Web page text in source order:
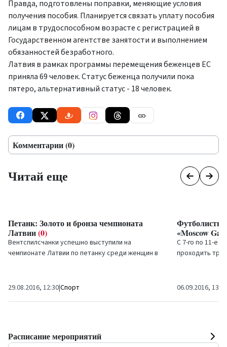
Правда, подготовлены поправки, меняющие условия
получения пособия. Планируется связать уплату пособия
лицам в трудоспособном возрасте с регистрацией в
Государственном агентстве занятости и выполнением
обязанностей безработного.
Латвия в рамках программы перемещения беженцев ЕС
приняла 69 человек. Статус беженца получили пока
пятеро, альтернативный статус - 18 человек.
Комментарии (0)
Читай еще
Петанк: Золото и бронза чемпионата
Латвии(0)
Вентспилсчанки успешно выступили на
чемпионате Латвии по петанку среди женщин в
29.08.2016, 12:30|Спорт
Футболисты
«Moscow
С 7-го по 11-е
проходить
06.09.2016, 13:34
Расписание мероприятий